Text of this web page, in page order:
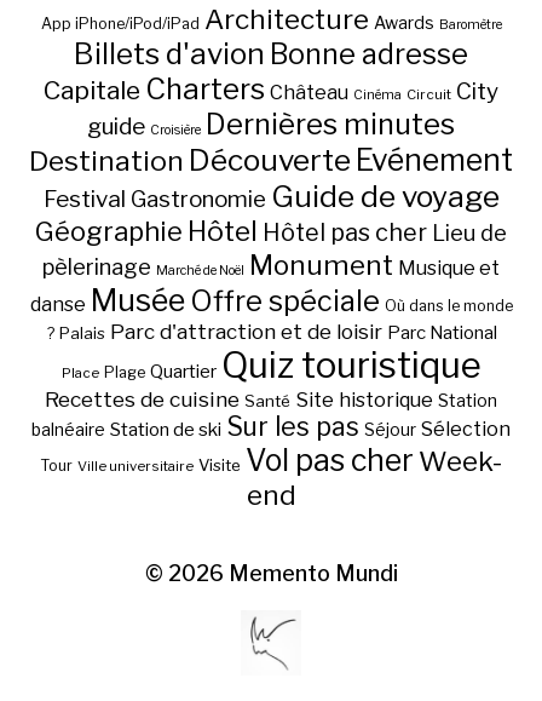
App iPhone/iPod/iPad Architecture Awards Baromètre
Billets d'avion Bonne adresse
Capitale Charters Château Cinéma Circuit City
guide Croisière Dernières minutes
Destination Découverte Evénement
Festival Gastronomie Guide de voyage
Géographie Hôtel Hôtel pas cher Lieu de
pèlerinage Marché de Noël Monument Musique et
danse Musée Offre spéciale Où dans le monde
? Palais Parc d'attraction et de loisir Parc National
Place Plage Quartier Quiz touristique
Recettes de cuisine Santé Site historique Station
balnéaire Station de ski Sur les pas Séjour Sélection
Tour Ville universitaire Visite Vol pas cher Week-
end
© 2026 Memento Mundi